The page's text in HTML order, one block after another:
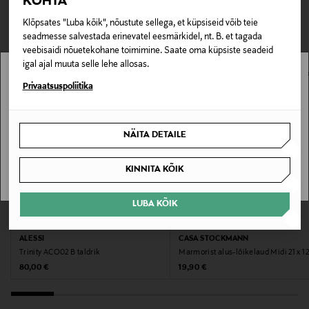
Klõpsates "Luba kõik", nõustute sellega, et küpsiseid võib teie
seadmesse salvestada erinevatel eesmärkidel, nt. B. et tagada
veebisaidi nõuetekohane toimimine. Saate oma küpsiste seadeid
igal ajal muuta selle lehe allosas.
Privaatsuspoliitika
NÄITA DETAILE
KINNITA KÕIK
LUBA KÕIK
Tootenumber
175108280
Materjal
Hooldusjuhendid
Suurus
0,00 € – 4,90 €
TEISED KLIENDID
VAATASID KA
ALESSI
Trinity ACO02 B taldrik
Original Price
80,00 €
CASA STOCKMANN
Marmorist alus-lõikelaud Midi 21 x
Original Price
19,90 €
Stockmann pole Sinu riigis saadaval.
SAAN ARU